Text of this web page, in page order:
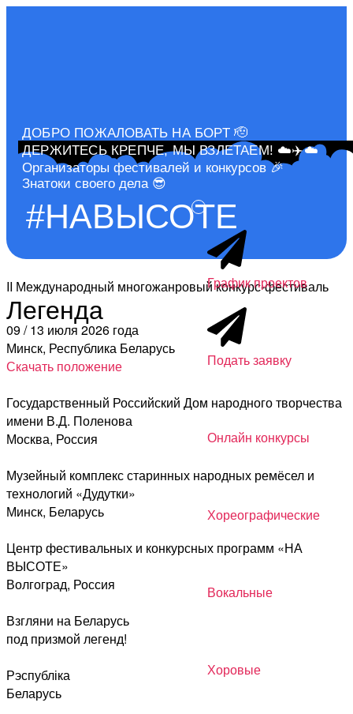
ДОБРО ПОЖАЛОВАТЬ НА БОРТ 🫡
ДЕРЖИТЕСЬ КРЕПЧЕ, МЫ ВЗЛЕТАЕМ! ☁️✈️☁️
Организаторы фестивалей и конкурсов 🎉
Знатоки своего дела 😎
#НАВЫСОТЕ
График проектов
Подать заявку
Онлайн конкурсы
Хореографические
Вокальные
Хоровые
II Международный многожанровый конкурс-фестиваль
Легенда
09 / 13 июля 2026 года
Минск, Республика Беларусь
Скачать положение
Государственный Российский Дом народного творчества
имени В.Д. Поленова
Москва, Россия
Музейный комплекс старинных народных ремёсел и
технологий «Дудутки»
Минск, Беларусь
Центр фестивальных и конкурсных программ «НА
ВЫСОТЕ»
Волгоград, Россия
Взгляни на Беларусь
под призмой легенд!
Рэспубліка
Беларусь